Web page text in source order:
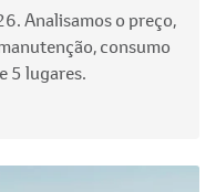
Analisamos o preço,
consumo
5 lugares.